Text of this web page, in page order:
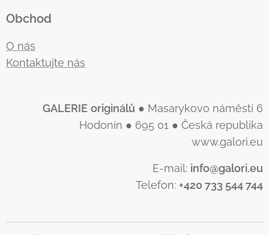
Obchod
O nás
Kontaktujte nás
GALERIE originálů ● Masarykovo náměstí 6
Hodonín ● 695 01 ● Česká republika
www.galori.eu
E-mail: info@galori.eu
Telefon: +420 733 544 744